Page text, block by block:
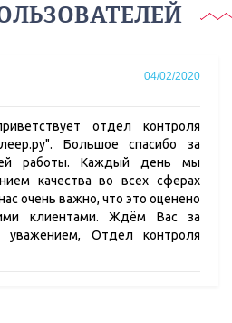
04/02/2020
отдел контроля
Большое спасибо за
работы. Каждый день мы
качества во всех сферах
очень важно, что это оценено
клиентами. Ждём Вас за
уважением, Отдел контроля